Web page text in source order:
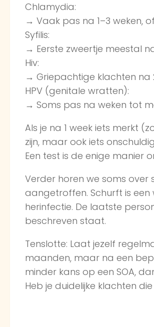
Chlamydia:
→ Vaak pas na 1–3 weken,
Syfilis:
→ Eerste zweertje meestal
Hiv:
→ Griepachtige klachten na
HPV (genitale wratten):
→ Soms pas na weken tot
Als je na 1 week iets merkt
zijn, maar ook iets
Een test is de enige manier
Verder horen we soms
aangetroffen. Schurft is een
herinfectie. De laatste
beschreven staat.
Tenslotte: Laat jezelf
maanden, maar na een
minder kans op een SOA,
Heb je duidelijke klachten